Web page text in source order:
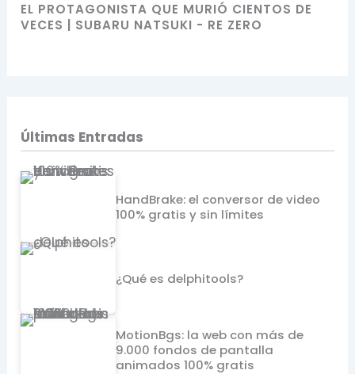
EL PROTAGONISTA QUE MURIÓ CIENTOS DE
VECES | SUBARU NATSUKI - RE ZERO
Últimas Entradas
HandBrake: el conversor de video
100% gratis y sin límites
¿Qué es delphitools?
MotionBgs: la web con más de
9.000 fondos de pantalla
animados 100% gratis